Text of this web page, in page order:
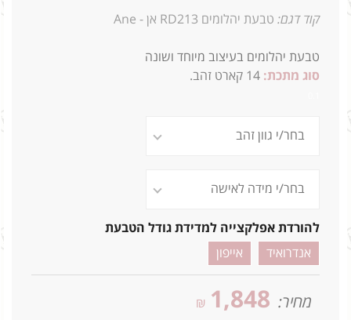
קוד דגם: טבעת יהלומים RD213 אן - Ane
טבעת יהלומים בעיצוב מיוחד ושונה
סוג מתכת: 14 קארט זהב.
להורדת אפלקצייה למדידת גודל הטבעת
אנדרואיד
אייפון
מחיר: 1,848
₪